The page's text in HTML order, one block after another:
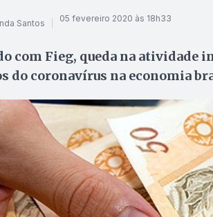
Santos 05 fevereiro 2020 às 18h33
com Fieg, queda na atividade
do coronavírus na economia